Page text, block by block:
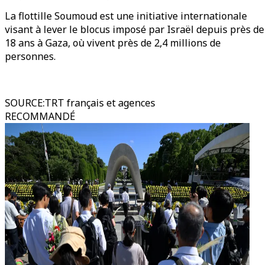
La flottille Soumoud est une initiative internationale
visant à lever le blocus imposé par Israël depuis près de
18 ans à Gaza, où vivent près de 2,4 millions de
personnes.
SOURCE:TRT français et agences
RECOMMANDÉ